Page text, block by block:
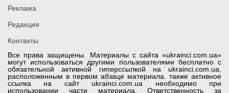
Все права защищены. Материалы с сайта «ukrainci.com.ua»
могут использоваться другими пользователями бесплатно с
обязательной активной гиперссылкой на ukrainci.com.ua,
расположенным в первом абзаце материала. также активное
ссылка на сайт ukrainci.com.ua необходимо при
использовании части материала. Ответственность за
Реклама
Редакция
Контакты